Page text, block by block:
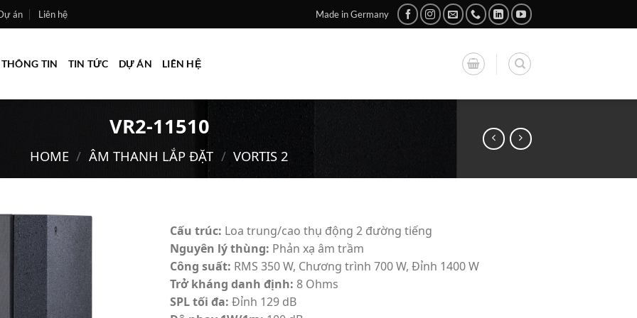
án Liên hệ Made in Germany
THÔNG TIN TIN TỨC DỰ ÁN LIÊN HỆ
VR2-11510
HOME / ÂM THANH LẮP ĐẶT / VORTIS 2
Cấu trúc: Loa trung/cao thụ động 2 đường tiếng
Nguyên lý thùng: Phản xạ âm trầm
Công suất: RMS 350 W, Chương trình 700 W, Đỉnh 1400 W
Trở kháng danh định: 8 Ohms
SPL tối đa: Đỉnh 129 dB